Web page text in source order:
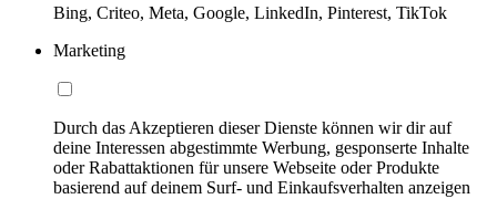
Bing, Criteo, Meta, Google, LinkedIn, Pinterest, TikTok
Marketing
Durch das Akzeptieren dieser Dienste können wir dir auf
deine Interessen abgestimmte Werbung, gesponserte Inhalte
oder Rabattaktionen für unsere Webseite oder Produkte
basierend auf deinem Surf- und Einkaufsverhalten anzeigen